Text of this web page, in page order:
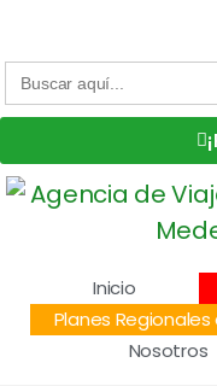
Buscar:
Inicio
Planes
Nosotros